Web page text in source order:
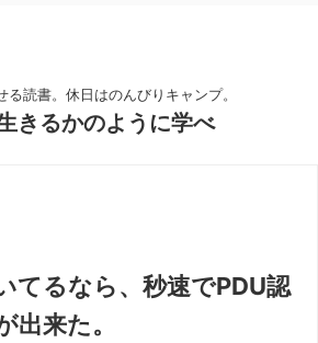
る読書。休日はのんびりキャンプ。
きるかのように学べ
てるなら、秒速でPDU認
出来た。